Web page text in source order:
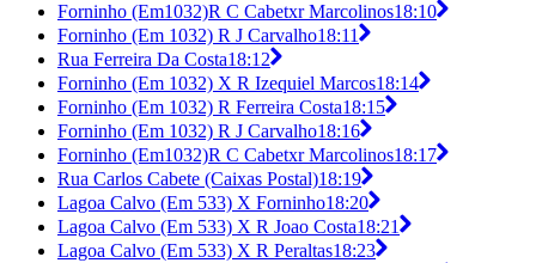
Forninho (Em1032)R C Cabetxr Marcolinos18:10
Forninho (Em 1032) R J Carvalho18:11
Rua Ferreira Da Costa18:12
Forninho (Em 1032) X R Izequiel Marcos18:14
Forninho (Em 1032) R Ferreira Costa18:15
Forninho (Em 1032) R J Carvalho18:16
Forninho (Em1032)R C Cabetxr Marcolinos18:17
Rua Carlos Cabete (Caixas Postal)18:19
Lagoa Calvo (Em 533) X Forninho18:20
Lagoa Calvo (Em 533) X R Joao Costa18:21
Lagoa Calvo (Em 533) X R Peraltas18:23